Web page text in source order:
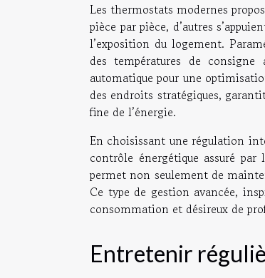
Les thermostats modernes
pièce par pièce, d’autres
l’exposition du logement.
des températures de
automatique pour une
des endroits stratégiques,
fine de l’énergie.
En choisissant une régulation
contrôle énergétique assuré
permet non seulement de
Ce type de gestion avancée,
consommation et désireux de
Entretenir